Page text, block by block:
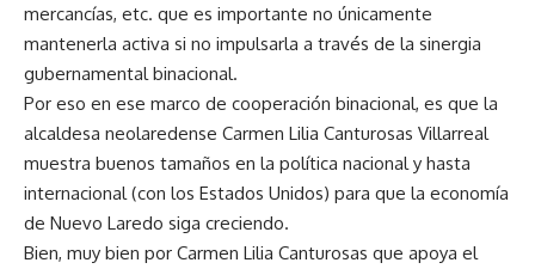
mercancías, etc. que es importante no únicamente
mantenerla activa si no impulsarla a través de la sinergia
gubernamental binacional.
Por eso en ese marco de cooperación binacional, es que la
alcaldesa neolaredense Carmen Lilia Canturosas Villarreal
muestra buenos tamaños en la política nacional y hasta
internacional (con los Estados Unidos) para que la economía
de Nuevo Laredo siga creciendo.
Bien, muy bien por Carmen Lilia Canturosas que apoya el